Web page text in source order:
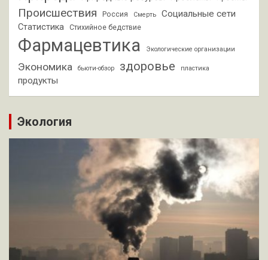
Происшествия Россия Смерть Социальные сети
Статистика Стихийное бедствие
Фармацевтика Экологические организации
Экономика бьюти-обзор здоровье пластика
продукты
Экология